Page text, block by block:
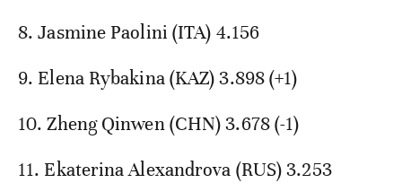
8. Jasmine Paolini (ITA) 4.156
9. Elena Rybakina (KAZ) 3.898 (+1)
10. Zheng Qinwen (CHN) 3.678 (-1)
11. Ekaterina Alexandrova (RUS) 3.253